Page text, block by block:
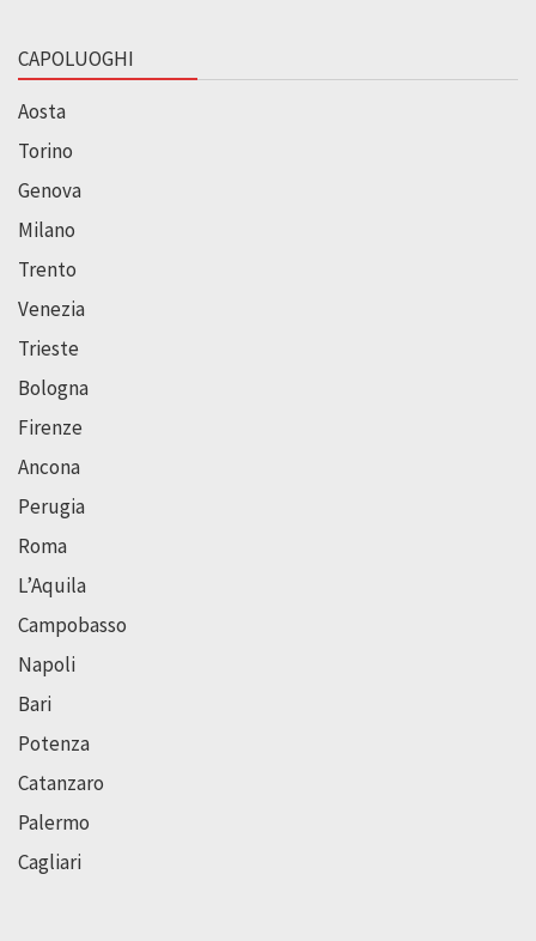
CAPOLUOGHI
Aosta
Torino
Genova
Milano
Trento
Venezia
Trieste
Bologna
Firenze
Ancona
Perugia
Roma
L’Aquila
Campobasso
Napoli
Bari
Potenza
Catanzaro
Palermo
Cagliari